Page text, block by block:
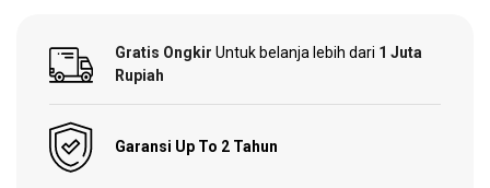
Gratis Ongkir Untuk belanja lebih dari 1 Juta
Rupiah
Garansi Up To 2 Tahun
Tools